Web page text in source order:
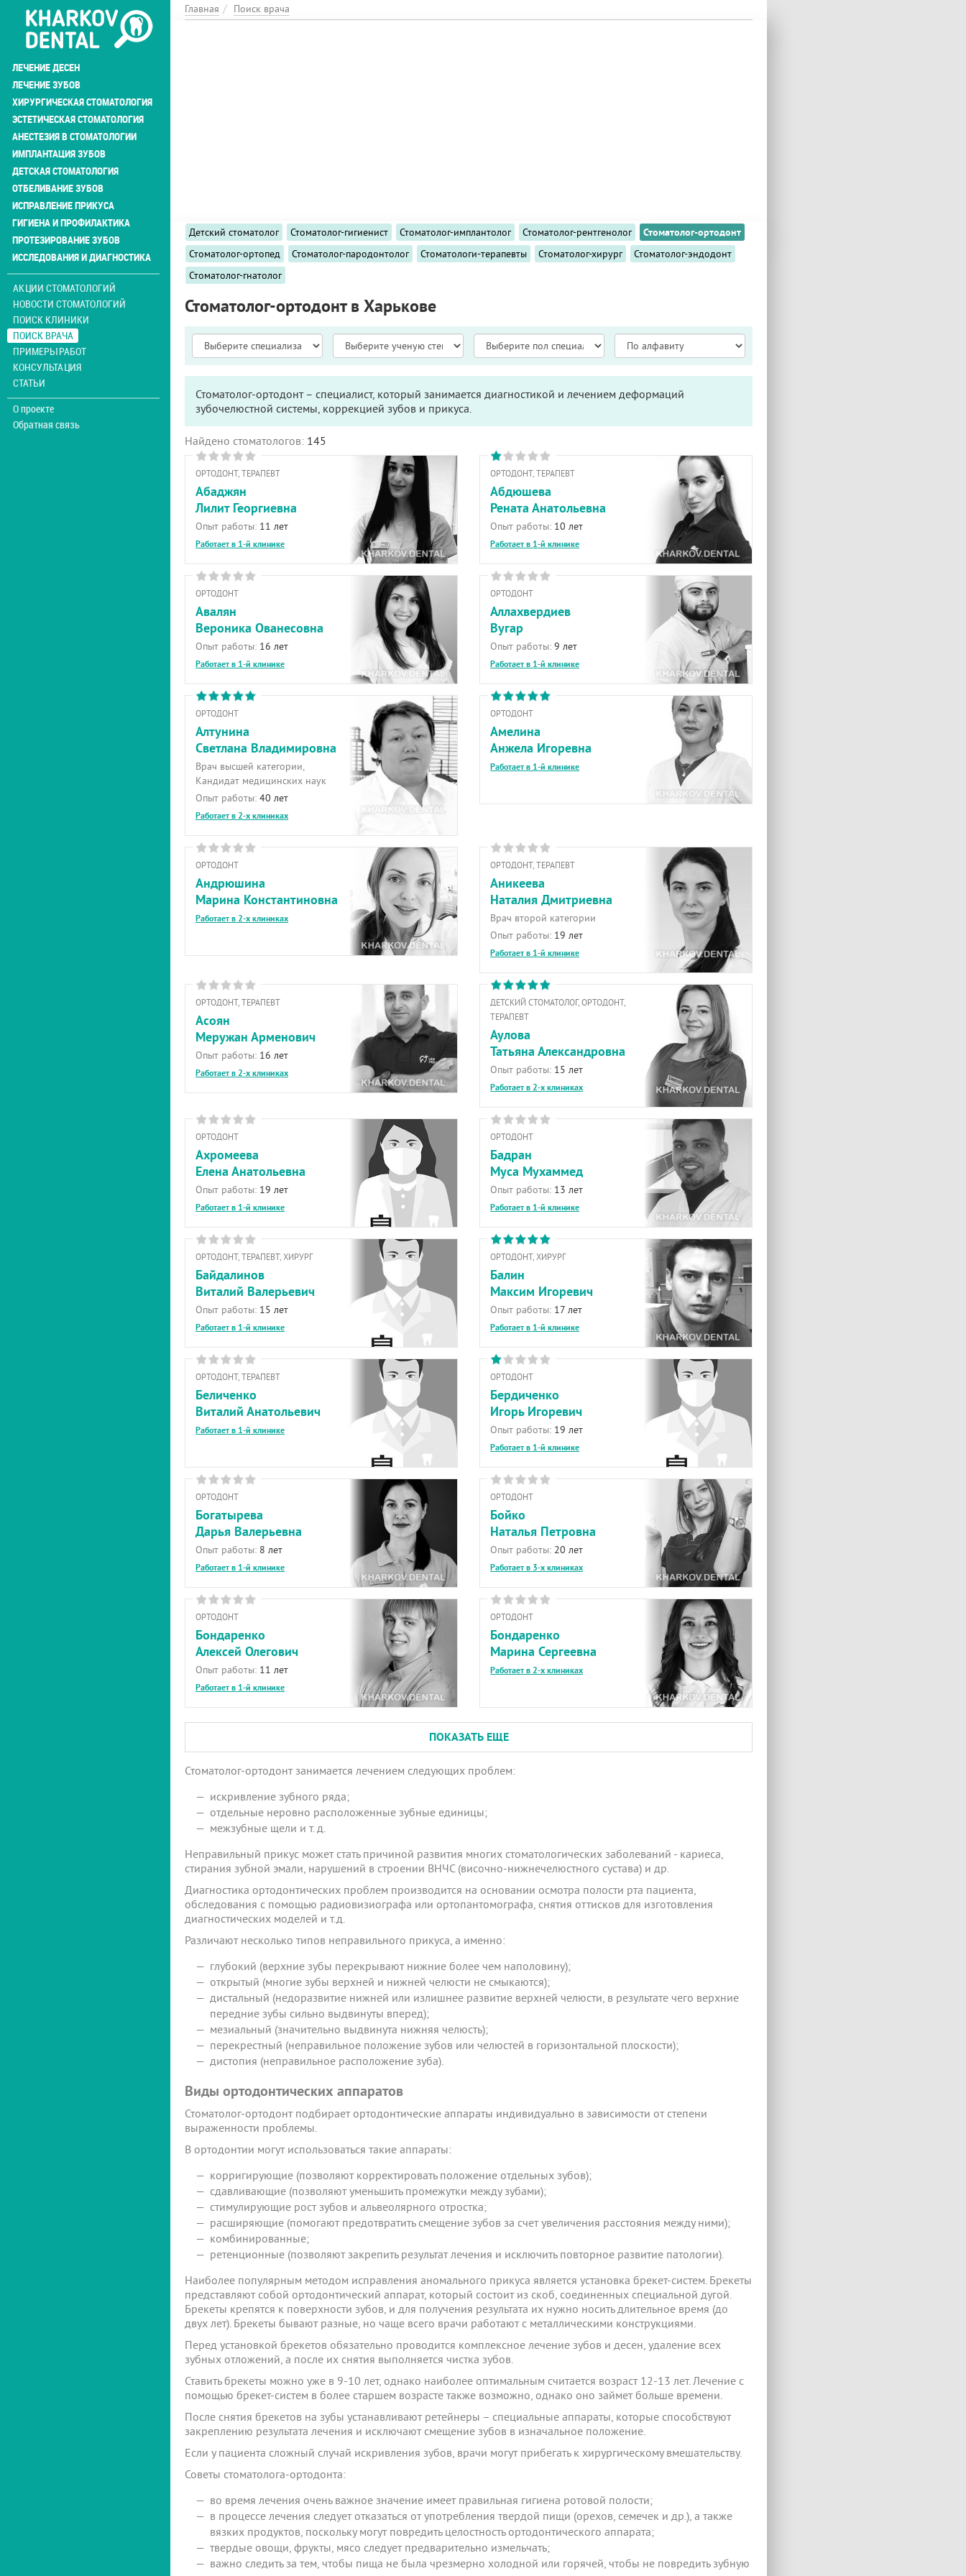
Перейти
основному
содержанию
ЛЕЧЕНИЕ ДЕСЕН
ЛЕЧЕНИЕ ЗУБОВ
ХИРУРГИЧЕСКАЯ СТОМАТОЛОГИЯ
ЭСТЕТИЧЕСКАЯ СТОМАТОЛОГИЯ
АНЕСТЕЗИЯ В СТОМАТОЛОГИИ
ИМПЛАНТАЦИЯ ЗУБОВ
ДЕТСКАЯ СТОМАТОЛОГИЯ
ОТБЕЛИВАНИЕ ЗУБОВ
ИСПРАВЛЕНИЕ ПРИКУСА
ГИГИЕНА И ПРОФИЛАКТИКА
ПРОТЕЗИРОВАНИЕ ЗУБОВ
ИССЛЕДОВАНИЯ И ДИАГНОСТИКА
АКЦИИ СТОМАТОЛОГИЙ
НОВОСТИ СТОМАТОЛОГИЙ
ПОИСК КЛИНИКИ
ПОИСК ВРАЧА
ПРИМЕРЫ РАБОТ
КОНСУЛЬТАЦИЯ
СТАТЬИ
О проекте
Обратная связь
Главная Поиск врача
Детский стоматолог Стоматолог-гигиенист Стоматолог-имплантолог Стоматолог-рентгенолог
Стоматолог-ортодонт
Стоматолог-ортопед
Стоматолог-пародонтолог Стоматологи-терапевты Стоматолог-хирург
Стоматолог-эндодонт
Стоматолог-гнатолог
Стоматолог-ортодонт в Харькове
Стоматолог-ортодонт – специалист, который занимается диагностикой и лечением деформаций
зубочелюстной системы, коррекцией зубов и прикуса.
Найдено стоматологов: 145
ОРТОДОНТ, ТЕРАПЕВТ
Абаджян
Лилит Георгиевна
Опыт работы: 11 лет
Работает в 1-й клинике
ОРТОДОНТ, ТЕРАПЕВТ
Абдюшева
Рената Анатольевна
Опыт работы: 10 лет
Работает в 1-й клинике
ОРТОДОНТ
Авалян
Вероника Ованесовна
Опыт работы: 16 лет
Работает в 1-й клинике
ОРТОДОНТ
Аллахвердиев
Вугар
Опыт работы:9 лет
Работает в 1-й клинике
ОРТОДОНТ
Алтунина
Светлана Владимировна
Врач высшей категории,
Кандидат медицинских наук
Опыт работы: 40 лет
Работает в 2-х клиниках
ОРТОДОНТ
Амелина
Анжела Игоревна
Работает в 1-й клинике
ОРТОДОНТ
Андрюшина
Марина Константиновна
Работает в 2-х клиниках
ОРТОДОНТ, ТЕРАПЕВТ
Аникеева
Наталия Дмитриевна
Врач второй категории
Опыт работы: 19 лет
Работает в 1-й клинике
ОРТОДОНТ, ТЕРАПЕВТ
Асоян
Меружан Арменович
Опыт работы: 16 лет
Работает в 2-х клиниках
ДЕТСКИЙ СТОМАТОЛОГ, ОРТОДОНТ,
ТЕРАПЕВТ
Аулова
Татьяна Александровна
Опыт работы: 15 лет
Работает в 2-х клиниках
ОРТОДОНТ
Ахромеева
Елена Анатольевна
Опыт работы: 19 лет
Работает в 1-й клинике
ОРТОДОНТ
Бадран
Муса Мухаммед
Опыт работы: 13 лет
Работает в 1-й клинике
ОРТОДОНТ, ТЕРАПЕВТ, ХИРУРГ
Байдалинов
Виталий Валерьевич
Опыт работы: 15 лет
Работает в 1-й клинике
ОРТОДОНТ, ХИРУРГ
Балин
Максим Игоревич
Опыт работы: 17 лет
Работает в 1-й клинике
ОРТОДОНТ, ТЕРАПЕВТ
Беличенко
Виталий Анатольевич
Работает в 1-й клинике
ОРТОДОНТ
Бердиченко
Игорь Игоревич
Опыт работы: 19 лет
Работает в 1-й клинике
ОРТОДОНТ
Богатырева
Дарья Валерьевна
Опыт работы: 8 лет
Работает в 1-й клинике
ОРТОДОНТ
Бойко
Наталья Петровна
Опыт работы: 20 лет
Работает в 3-х клиниках
ОРТОДОНТ
Бондаренко
Алексей Олегович
Опыт работы: 11 лет
Работает в 1-й клинике
ОРТОДОНТ
Бондаренко
Марина Сергеевна
Работает в 2-х клиниках
ПОКАЗАТЬ ЕЩЕ
Стоматолог-ортодонт занимается лечением следующих проблем:
искривление зубного ряда;
отдельные неровно расположенные зубные единицы;
межзубные щели и т. д.
Неправильный прикус может стать причиной развития многих стоматологических заболеваний - кариеса,
стирания зубной эмали, нарушений в строении ВНЧС (височно-нижнечелюстного сустава) и др.
Диагностика ортодонтических проблем производится на основании осмотра полости рта пациента,
обследования с помощью радиовизиографа или ортопантомографа, снятия оттисков для изготовления
диагностических моделей и т.д.
Различают несколько типов неправильного прикуса, а именно:
глубокий (верхние зубы перекрывают нижние более чем наполовину);
открытый (многие зубы верхней и нижней челюсти не смыкаются);
дистальный (недоразвитие нижней или излишнее развитие верхней челюсти, в результате чего верхние
передние зубы сильно выдвинуты вперед);
мезиальный (значительно выдвинута нижняя челюсть);
перекрестный (неправильное положение зубов или челюстей в горизонтальной плоскости);
дистопия (неправильное расположение зуба).
Виды ортодонтических аппаратов
Стоматолог-ортодонт подбирает ортодонтические аппараты индивидуально в зависимости от степени
выраженности проблемы.
В ортодонтии могут использоваться такие аппараты:
корригирующие (позволяют корректировать положение отдельных зубов);
сдавливающие (позволяют уменьшить промежутки между зубами);
стимулирующие рост зубов и альвеолярного отростка;
расширяющие (помогают предотвратить смещение зубов за счет увеличения расстояния между ними);
комбинированные;
ретенционные (позволяют закрепить результат лечения и исключить повторное развитие патологии).
Наиболее популярным методом исправления аномального прикуса является установка брекет-систем. Брекеты
представляют собой ортодонтический аппарат, который состоит из скоб, соединенных специальной дугой.
Брекеты крепятся к поверхности зубов, и для получения результата их нужно носить длительное время (до
двух лет). Брекеты бывают разные, но чаще всего врачи работают с металлическими конструкциями.
Перед установкой брекетов обязательно проводится комплексное лечение зубов и десен, удаление всех
зубных отложений, а после их снятия выполняется чистка зубов.
Ставить брекеты можно уже в 9-10 лет, однако наиболее оптимальным считается возраст 12-13 лет. Лечение с
помощью брекет-систем в более старшем возрасте также возможно, однако оно займет больше времени.
После снятия брекетов на зубы устанавливают ретейнеры – специальные аппараты, которые способствуют
закреплению результата лечения и исключают смещение зубов в изначальное положение.
Если у пациента сложный случай искривления зубов, врачи могут прибегать к хирургическому вмешательству.
Советы стоматолога-ортодонта:
во время лечения очень важное значение имеет правильная гигиена ротовой полости;
в процессе лечения следует отказаться от употребления твердой пищи (орехов, семечек и др.), а также
вязких продуктов, поскольку могут повредить целостность ортодонтического аппарата;
твердые овощи, фрукты, мясо следует предварительно измельчать;
важно следить за тем, чтобы пища не была чрезмерно холодной или горячей, чтобы не повредить зубную